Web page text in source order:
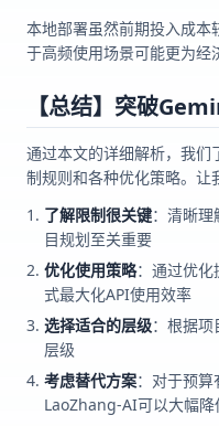
本地部署虽然前期投入成本
于高频使用场景可能更为经
【总结】突破
通过本文的详细解析，我
制规则和各种优化策略。让
了解限制很关键：清晰
目规划至关重要
优化使用策略：通过优化
式最大化API使用效率
选择适合的层级：根据
层级
考虑替代方案：对于预
LaoZhang-AI可以大幅降